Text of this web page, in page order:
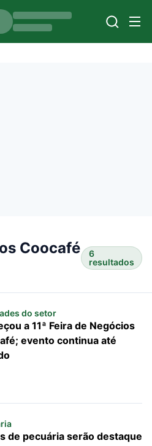
Coocafé
6
resultados
do setor
a 11ª Feira de Negócios
evento continua até
de pecuária serão destaque